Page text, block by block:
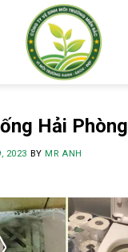
Hải Phòng
2023 BY MR ANH